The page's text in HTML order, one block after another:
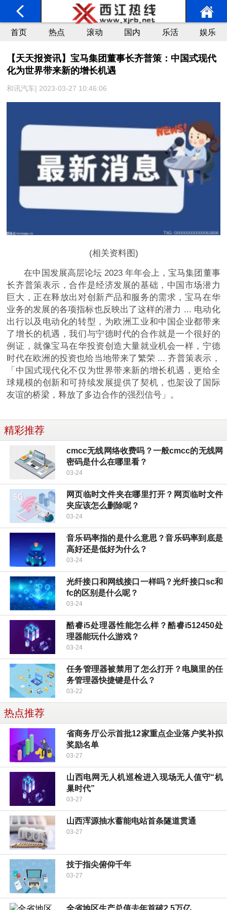
首页 热点 滚动 国内 乐活 娱乐
【天天报资讯】宝马集团董事长齐普策：中国式现代
化为世界带来新的增长机遇
和讯汽车| 2023-03-27 10:46:06
(相关资料图)
在中国发展高层论坛 2023 年年会上，宝马集团董事
长齐普策表示，合作是经济发展的基础，中国市场潜力
巨大，正在释放出对创新产品和服务的需求，宝马在华
业务的发展的各项指标也反映出了这样的潜力 ... 电动化
出行以及电动化的转型，为欧洲工业和中国企业都带来
了增长的机遇，我们与宁德时代的合作就是一个很好的
例证，就像宝马在华投资创造大量就业机会一样，宁德
时代在欧洲的投资也给当地带来了繁荣 ... 齐普策表示，
「中国式现代化不仅为世界带来新的增长机遇，更给全
球规模的创新和可持续发展提供了契机，也架设了国际
友谊的桥梁，释放了多边合作的强烈信号」。
精彩推荐
cmcc无线网络收费吗？一般cmcc的无线网
密码是什么在哪里看？
03-24
网页临时文件夹在哪里打开？网页临时文件
夹应该怎么删除呢？
03-24
音乐码率指的是什么意思？音乐码率到底是
高好还是低好为什么？
03-24
光纤接口和网线接口一样吗？光纤接口sc和
fc的区别是什么呢？
03-24
酷睿i5处理器性能怎么样？酷睿i512450处
理器能玩什么游戏？
03-24
任务管理器被禁用了怎么打开？电脑里的任
务管理器快捷键是什么？
03-22
热点推荐
省商务厅公示首批12家重点企业落户奖补拟
奖励名单
03-27
山西电网无人机巡检进入现场无人值守“机
巢时代”
03-27
山西浑源抽水蓄能电站首条隧道贯通
03-27
技于指尖俯仰千年
03-27